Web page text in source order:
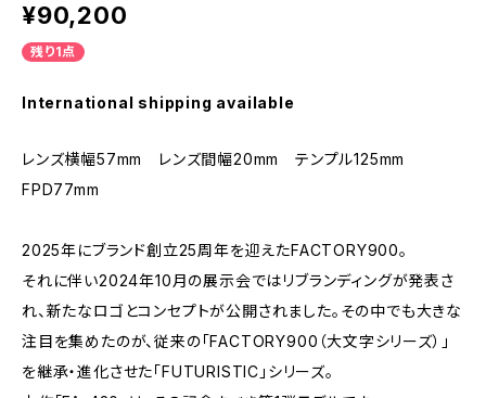
¥90,200
残り1点
International shipping available
レンズ横幅57mm レンズ間幅20mm テンプル125mm
FPD77mm
2025年にブランド創立25周年を迎えたFACTORY900。
それに伴い2024年10月の展示会ではリブランディングが発表さ
れ、新たなロゴとコンセプトが公開されました。その中でも大きな
注目を集めたのが、従来の「FACTORY900（大文字シリーズ）」
を継承・進化させた「FUTURISTIC」シリーズ。